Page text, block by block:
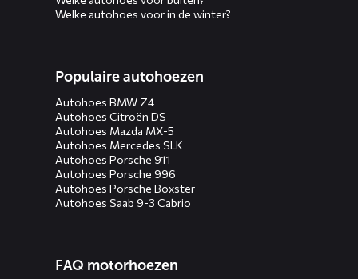
Welke autohoes voor in de winter?
Populaire autohoezen
Autohoes BMW Z4
Autohoes Citroën DS
Autohoes Mazda MX-5
Autohoes Mercedes SLK
Autohoes Porsche 911
Autohoes Porsche 996
Autohoes Porsche Boxster
Autohoes Saab 9-3 Cabrio
FAQ motorhoezen